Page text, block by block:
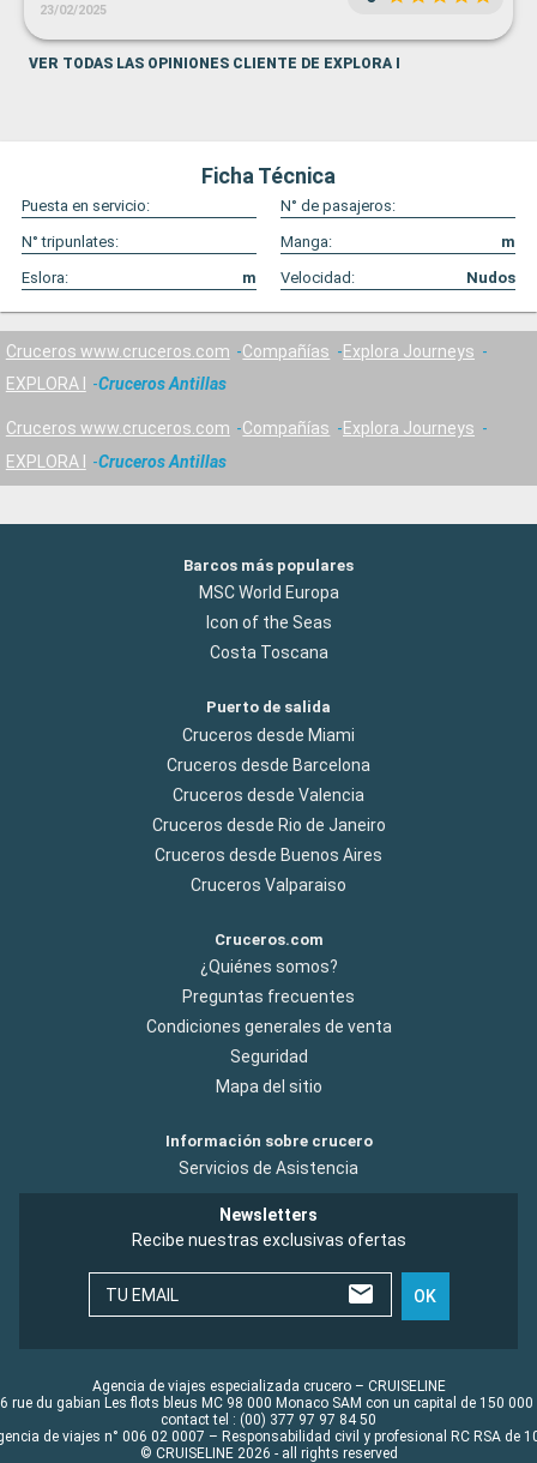
23/02/2025
VER TODAS LAS OPINIONES CLIENTE DE EXPLORA I
Ficha Técnica
Puesta en servicio:
N° de pasajeros:
N° tripunlates:
Manga:
m
Eslora:
m Velocidad: Nudos
Cruceros www.cruceros.com Compañías
Explora Journeys
EXPLORA I
Cruceros Antillas
Cruceros www.cruceros.com Compañías
Explora Journeys
EXPLORA I
Cruceros Antillas
Barcos más populares
MSC World Europa
Icon of the Seas
Costa Toscana
Puerto de salida
Cruceros desde Miami
Cruceros desde Barcelona
Cruceros desde Valencia
Cruceros desde Rio de Janeiro
Cruceros desde Buenos Aires
Cruceros Valparaiso
Cruceros.com
¿Quiénes somos?
Preguntas frecuentes
Condiciones generales de venta
Seguridad
Mapa del sitio
Información sobre crucero
Servicios de Asistencia
Newsletters
Recibe nuestras exclusivas ofertas
TU EMAIL OK
Agencia de viajes especializada crucero – CRUISELINE
rue du gabian Les flots bleus MC 98 000 Monaco SAM con un capital de 150 000
contact tel : (00) 377 97 97 84 50
de viajes n° 006 02 0007 – Responsabilidad civil y profesional RC RSA de
© CRUISELINE 2026 - all rights reserved